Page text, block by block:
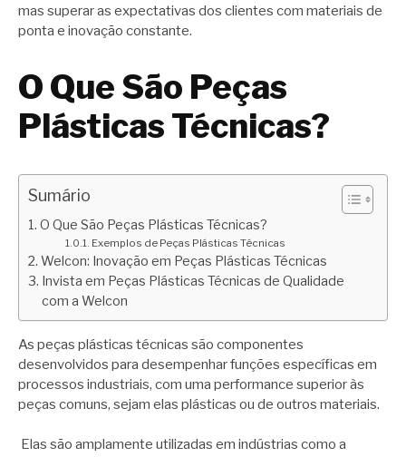
mas superar as expectativas dos clientes com materiais de
ponta e inovação constante.
O Que São Peças
Plásticas Técnicas?
Sumário
O Que São Peças Plásticas Técnicas?
Exemplos de Peças Plásticas Técnicas
Welcon: Inovação em Peças Plásticas Técnicas
Invista em Peças Plásticas Técnicas de Qualidade
com a Welcon
As peças plásticas técnicas são componentes
desenvolvidos para desempenhar funções específicas em
processos industriais, com uma performance superior às
peças comuns, sejam elas plásticas ou de outros materiais.
Elas são amplamente utilizadas em indústrias como a